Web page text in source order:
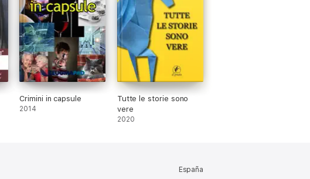
Crimini in capsule
2014
Tutte le storie sono
vere
2020
España